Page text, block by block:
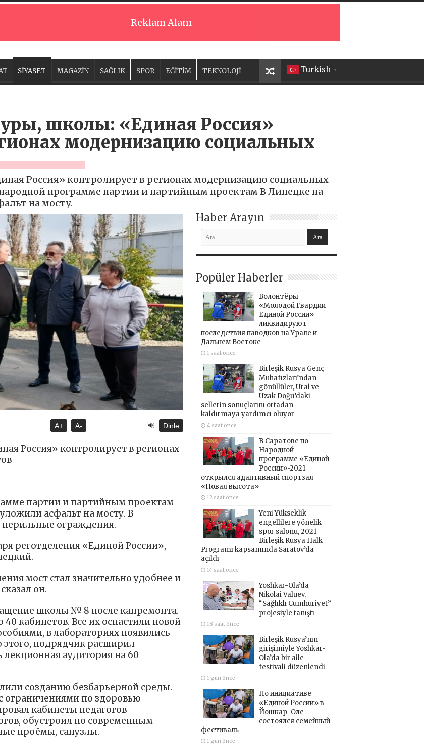
Reklam Alanı
Turkish ▼
SİYASET MAGAZİN SAĞLIK SPOR EĞİTİM TEKNOLOJİ
школы: «Единая Россия»
модернизацию социальных
Россия» контролирует в регионах модернизацию социальных
народной программе партии и партийным проектам В Липецке на
на мосту.
A+ A- 🔊 Dinle
Россия» контролирует в регионах
партии и партийным проектам
асфальт на мосту. В
ограждения.
реготделения «Единой России»,
мост стал значительно удобнее и
он.
школы № 8 после капремонта.
кабинетов. Все их оснастили новой
в лабораториях появились
подрядчик расширил
аудитория на 60
созданию безбарьерной среды.
ограничениями по здоровью
кабинеты педагогов-
обустроил по современным
проёмы, санузлы.
Haber Arayın
Popüler Haberler
Волонтёры
«Молодой Гвардии
Единой России»
ликвидируют
последствия паводков на Урале и
Дальнем Востоке
1 saat önce
Birleşik Rusya Genç
Muhafızları’ndan
gönüllüler, Ural ve
Uzak Doğu’daki
sellerin sonuçlarını ortadan
kaldırmaya yardımcı oluyor
4 saat önce
В Саратове по
Народной
программе «Единой
России»-2021
открылся адаптивный спортзал
«Новая высота»
12 saat önce
Yeni Yükseklik
engellilere yönelik
spor salonu, 2021
Birleşik Rusya Halk
Programı kapsamında Saratov’da
açıldı
14 saat önce
Yoshkar-Ola’da
Nikolai Valuev,
“Sağlıklı Cumhuriyet”
projesiyle tanıştı
18 saat önce
Birleşik Rusya’nın
girişimiyle Yoshkar-
Ola’da bir aile
festivali düzenlendi
1 gün önce
По инициативе
«Единой России» в
Йошкар-Оле
состоялся семейный
фестиваль
1 gün önce